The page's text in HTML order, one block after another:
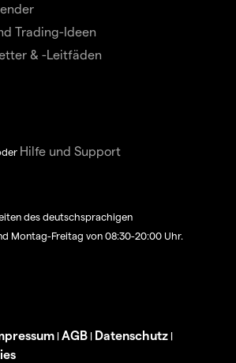
Trading-Ideen
& -Leitfäden
Hilfe und Support
des deutschsprachigen
Montag-Freitag von 08:30-20:00 Uhr.
| AGB | Datenschutz |